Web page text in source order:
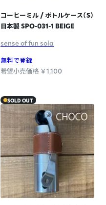
コーヒーミル / ボトルケース（S）
日本製 SPO-031-1 BEIGE
sense of fun sola
無料で登録
希望小売価格 ￥1,100
SOLD OUT